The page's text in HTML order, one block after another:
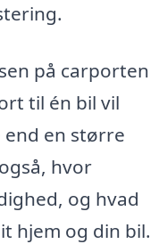
på carporten
til én bil vil
en større
hvor
og hvad
hjem og din bil.